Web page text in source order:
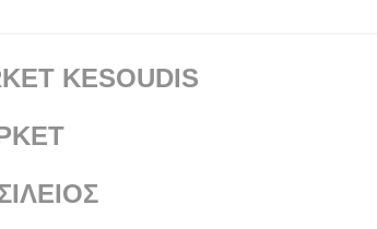
KESOUDIS